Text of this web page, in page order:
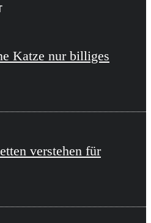
Katze nur billiges
verstehen für